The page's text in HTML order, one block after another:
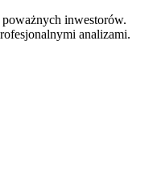
inwestorów.
analizami.